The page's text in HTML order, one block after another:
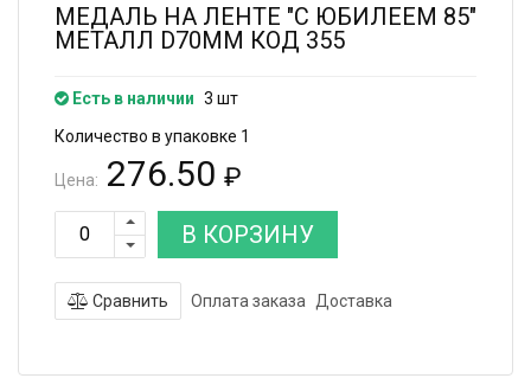
МЕДАЛЬ НА ЛЕНТЕ "С ЮБИЛЕЕМ 85"
МЕТАЛЛ D70ММ КОД 355
Есть в наличии 3 шт
Количество в упаковке 1
Цена: 276.50 ₽
В КОРЗИНУ
Сравнить Оплата заказа Доставка